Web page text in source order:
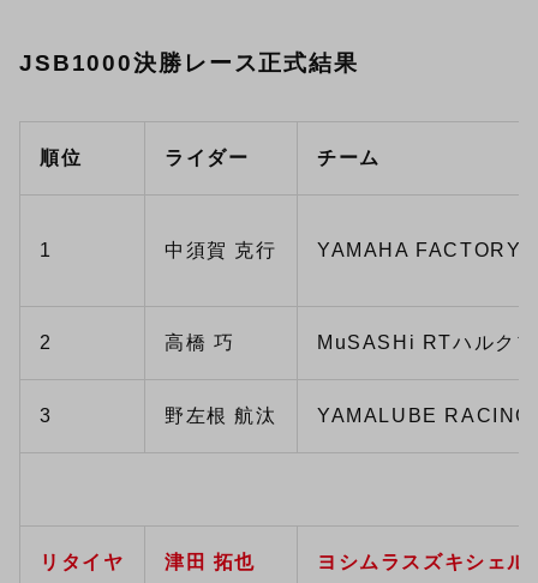
JSB1000決勝レース正式結果
順位 ライダー チーム
1 中須賀 克行 YAMAHA FACTORY
2 高橋 巧 MuSASHi RTハルク
3 野左根 航汰 YAMALUBE RACING
リタイヤ 津田 拓也 ヨシムラスズキシェル